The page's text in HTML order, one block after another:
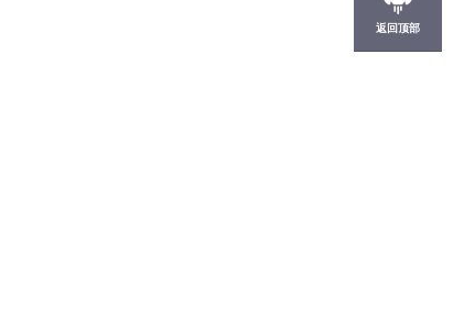
返回顶部